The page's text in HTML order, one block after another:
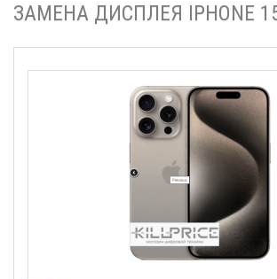
ЗАМЕНА ДИСПЛЕЯ IPHONE